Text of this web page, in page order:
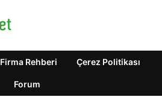
Firma Rehberi Çerez Politikası
Forum